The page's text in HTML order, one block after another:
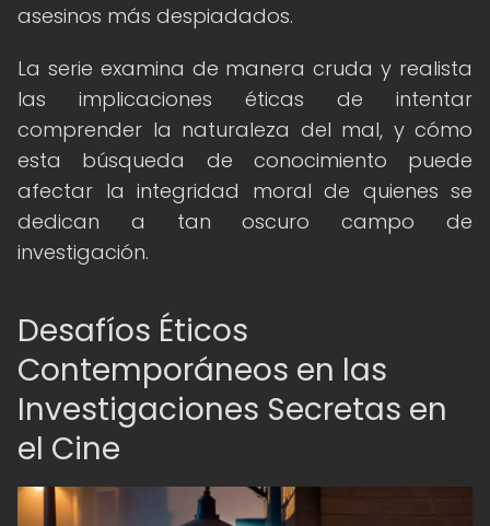
asesinos más despiadados.
La serie examina de manera cruda y realista
las implicaciones éticas de intentar
comprender la naturaleza del mal, y cómo
esta búsqueda de conocimiento puede
afectar la integridad moral de quienes se
dedican a tan oscuro campo de
investigación.
Desafíos Éticos
Contemporáneos en las
Investigaciones Secretas en
el Cine